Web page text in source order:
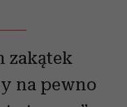
zakątek
na pewno